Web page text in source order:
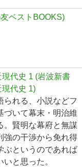
ベストBOOKS)
代史 1 (岩波新書
代史 1)
られる、小説などフ
づいて幕末・明治維
。賢明な幕府と無謀
強の干渉から免れ得
ぶというのであれば
と思った。